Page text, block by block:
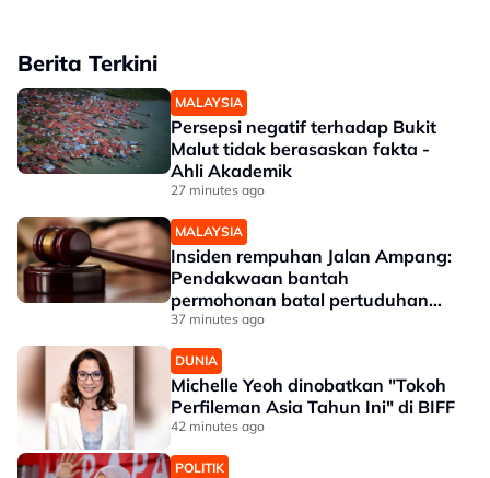
Berita Terkini
MALAYSIA
Persepsi negatif terhadap Bukit
Malut tidak berasaskan fakta -
Ahli Akademik
27 minutes ago
MALAYSIA
Insiden rempuhan Jalan Ampang:
Pendakwaan bantah
permohonan batal pertuduhan
bunuh
37 minutes ago
DUNIA
Michelle Yeoh dinobatkan "Tokoh
Perfileman Asia Tahun Ini" di BIFF
42 minutes ago
POLITIK